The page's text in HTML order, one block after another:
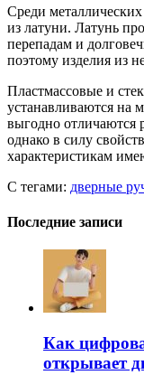
Среди
из латуни. Латунь
перепадам и
поэтому изделия из
Пластмассовые и
устанавливаются на
выгодно отличаются
однако в силу
характеристикам
С тегами: дверные
Последние записи
Как
открывает